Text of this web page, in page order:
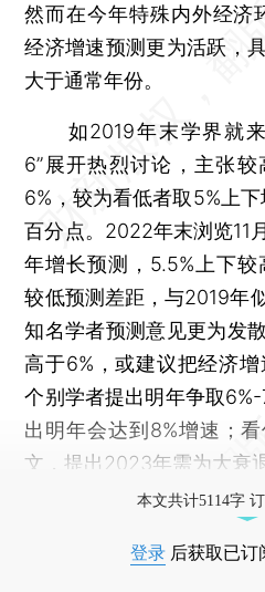
然而在今年特殊内外经济
经济增速预测更为活跃，
大于通常年份。
如2019年末学界就来
6”展开热烈讨论，主张
6%，较为看低者取5%上
百分点。2022年末浏览11
年增长预测，5.5%上下
较低预测差距，与2019年
知名学者预测意见更为发
高于6%，或建议把经济增
个别学者提出明年争取
出明年会达到8%增速；
文，提出2023年需为大衰
本文共计5114字
登录 后获取已订